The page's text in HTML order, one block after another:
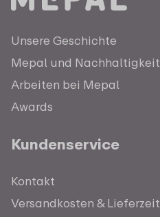
Unsere Geschichte
Mepal und Nachhaltigkeit
Arbeiten bei Mepal
Awards
Kundenservice
Kontakt
Versandkosten & Lieferzeit